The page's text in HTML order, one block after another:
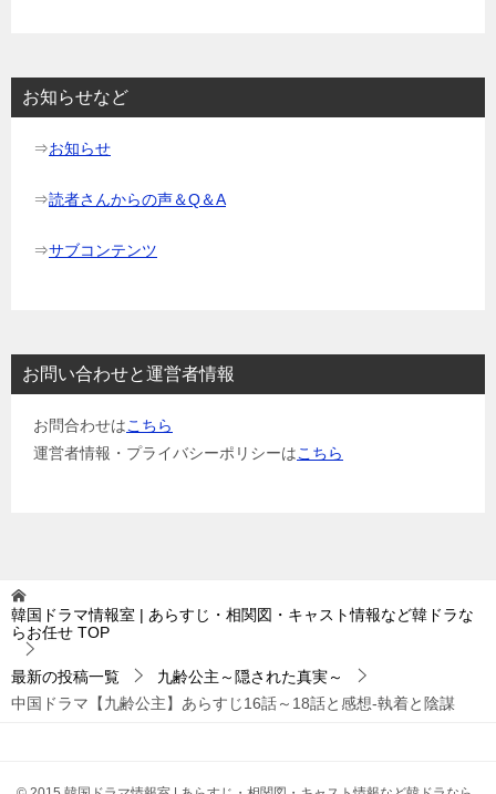
ョ
お知らせなど
⇒お知らせ
⇒読者さんからの声＆Q＆A
⇒サブコンテンツ
お問い合わせと運営者情報
お問合わせはこちら
運営者情報・プライバシーポリシーはこちら
韓国ドラマ情報室 | あらすじ・相関図・キャスト情報など韓ドラな
らお任せ TOP
最新の投稿一覧
九齢公主～隠された真実～
中国ドラマ【九齢公主】あらすじ16話～18話と感想-執着と陰謀